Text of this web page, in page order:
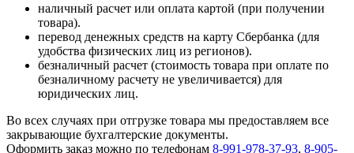
наличный расчет или оплата картой (при получении
товара).
перевод денежных средств на карту Сбербанка (для
удобства физических лиц из регионов).
безналичный расчет (стоимость товара при оплате по
безналичному расчету не увеличивается) для
юридических лиц.
Во всех случаях при отгрузке товара мы предоставляем все
закрывающие бухгалтерские документы.
Оформить заказ можно по телефонам 8-991-978-37-93, 8-905-